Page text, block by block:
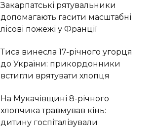
Закарпатські рятувальники
допомагають гасити масштабні
лісові пожежі у Франції
Тиса винесла 17-річного угорця
до України: прикордонники
встигли врятувати хлопця
На Мукачівщині 8-річного
хлопчика травмував кінь:
дитину госпіталізували